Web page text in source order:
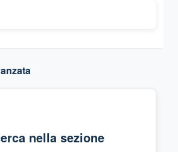
nella sezione